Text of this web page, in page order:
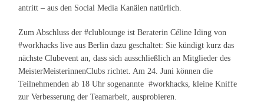
antritt – aus den Social Media Kanälen natürlich.
Zum Abschluss der #clublounge ist Beraterin Céline Iding von
#workhacks live aus Berlin dazu geschaltet: Sie kündigt kurz das
nächste Clubevent an, dass sich ausschließlich an Mitglieder des
MeisterMeisterinnenClubs richtet. Am 24. Juni können die
Teilnehmenden ab 18 Uhr sogenannte #workhacks, kleine Kniffe
zur Verbesserung der Teamarbeit, ausprobieren.